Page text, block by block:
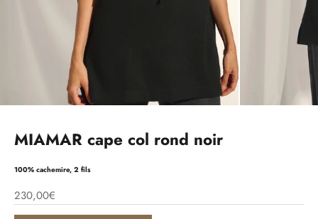
MIAMAR cape col rond noir
100% cachemire, 2 fils
230,00€